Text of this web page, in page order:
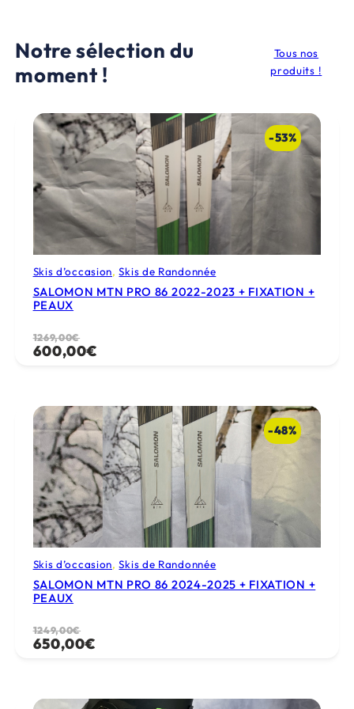
Notre sélection du
moment !
Tous nos
produits !
-53%
Skis d’occasion, Skis de Randonnée
SALOMON MTN PRO 86 2022-2023 + FIXATION +
PEAUX
1269,00€
Le
prix
1269,00€.
600,00€
Le
prix
600,00€.
-48%
Skis d’occasion, Skis de Randonnée
SALOMON MTN PRO 86 2024-2025 + FIXATION +
PEAUX
1249,00€
Le
prix
650,00€
Le
prix